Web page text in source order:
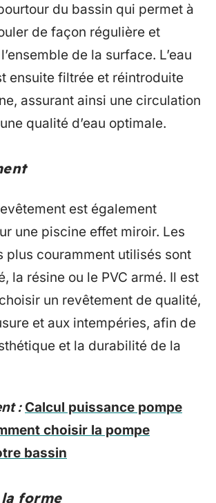
du bassin qui permet à
de façon régulière et
de la surface. L’eau
ensuite filtrée et réintroduite
assurant ainsi une circulation
qualité d’eau optimale.
est également
une piscine effet miroir. Les
plus couramment utilisés sont
la résine ou le PVC armé. Il est
un revêtement de qualité,
et aux intempéries, afin de
et la durabilité de la
: Calcul puissance pompe
choisir la pompe
bassin
forme